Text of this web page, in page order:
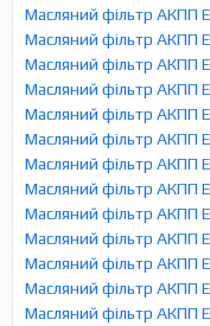
Масляний фільтр АКПП
Масляний фільтр АКПП
Масляний фільтр АКПП
Масляний фільтр АКПП
Масляний фільтр АКПП
Масляний фільтр АКПП
Масляний фільтр АКПП
Масляний фільтр АКПП
Масляний фільтр АКПП
Масляний фільтр АКПП
Масляний фільтр АКПП
Масляний фільтр АКПП
Масляний фільтр АКПП